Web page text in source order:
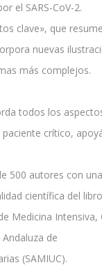
el SARS-CoV-2.
clave», que
nuevas
más complejos.
todos los
crítico,
500 autores con
científica del
Medicina Intensiva,
de
(SAMIUC).